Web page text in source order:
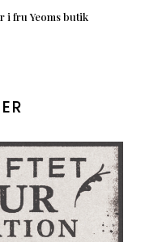
i fru Yeoms butik